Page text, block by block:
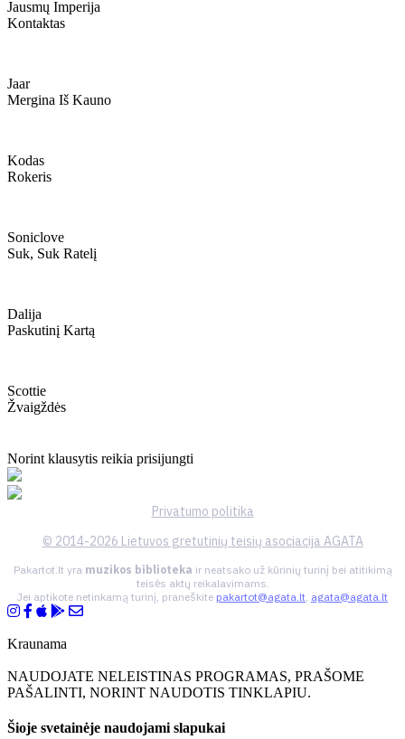
Jausmų Imperija
Kontaktas
Jaar
Mergina Iš Kauno
Kodas
Rokeris
Soniclove
Suk, Suk Ratelį
Dalija
Paskutinį Kartą
Scottie
Žvaigždės
Norint klausytis reikia prisijungti
Privatumo politika
© 2014-2026 Lietuvos gretutinių teisių asociacija AGATA
Pakartot.lt yra muzikos biblioteka ir neatsako už kūrinių turinį bei atitikimą
teisės aktų reikalavimams.
Jei aptikote netinkamą turinį, praneškite pakartot@agata.lt, agata@agata.lt
Kraunama
NAUDOJATE NELEISTINAS PROGRAMAS, PRAŠOME
PAŠALINTI, NORINT NAUDOTIS TINKLAPIU.
Šioje svetainėje naudojami slapukai